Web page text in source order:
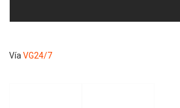
Vía VG24/7